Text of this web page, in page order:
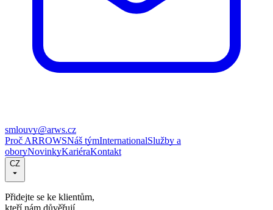
smlouvy@arws.cz
Proč ARROWSNáš týmInternationalSlužby a
oboryNovinkyKariéraKontakt
CZ
Přidejte se ke klientům,
kteří nám důvěřují